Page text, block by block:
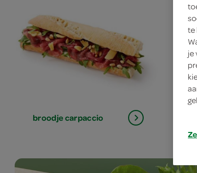
broodje carpaccio
te
je